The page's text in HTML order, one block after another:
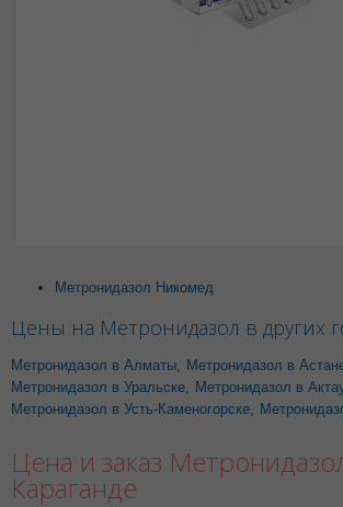
Метронидазол Никомед
Цены на Метронидазол в других
Метронидазол в Алматы Метронидазол в
Метронидазол в Уральске
Метронидазол в
Метронидазол в Усть-Каменогорске
Цена и заказ
Караганде